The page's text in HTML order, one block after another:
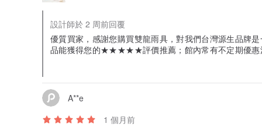
設計師於 2 周前回覆
優質買家，感謝您購買雙龍雨具，對我們台灣源生品牌
品能獲得您的★★★★★評價推薦；館內常有不定期優惠
A**e
1 個月前